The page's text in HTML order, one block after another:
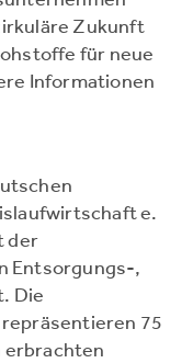
Zukunft
für neue
Informationen
e.
der
Entsorgungs-,
Die
75